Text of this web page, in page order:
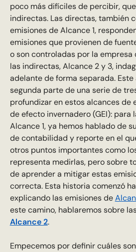
poco más difíciles de percibir,
indirectas. Las directas, también
emisiones de Alcance 1,
emisiones que provienen de
o son controladas por la empresa
las indirectas, Alcance 2 y 3,
adelante de forma separada.
segunda parte de una serie de
profundizar en estos alcances de
de efecto invernadero (GEI): para
Alcance 1, ya hemos hablado de
de contabilidad y reporte en el
otros puntos importantes como
representa medirlas, pero sobre
de aprender a mitigar estas
correcta. Esta historia comenzó
explicando las emisiones de
este camino, hablaremos sobre
Alcance 2.
Empecemos por definir cuáles